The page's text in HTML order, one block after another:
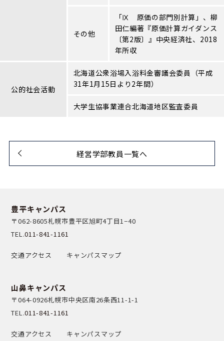
その他
「Ⅸ 原価の部門別計算」、柳
田仁編著『原価計算ガイダンス
〔第2版〕』中央経済社、2018
年所収
公的社会活動
北海道公衆浴場入浴料金審議会委員（平成
31年1月15日より2年間）
大学生協事業連合北海道地区監査委員
経営学部教員一覧へ
豊平キャンパス
〒062-8605札幌市豊平区旭町4丁目1−40
TEL.011-841-1161
交通アクセス キャンパスマップ
山鼻キャンパス
〒064-0926札幌市中央区南26条西11-1-1
TEL.011-841-1161
交通アクセス キャンパスマップ